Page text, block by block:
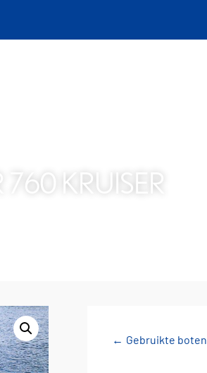
KRUISER
← Gebruikte boten